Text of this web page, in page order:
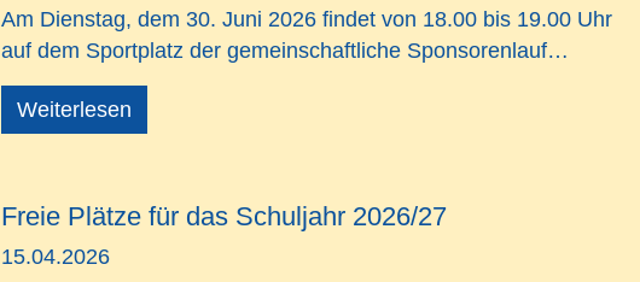
Am Dienstag, dem 30. Juni 2026 findet von 18.00 bis 19.00 Uhr
auf dem Sportplatz der gemeinschaftliche Sponsorenlauf…
Weiterlesen
Freie Plätze für das Schuljahr 2026/27
15.04.2026